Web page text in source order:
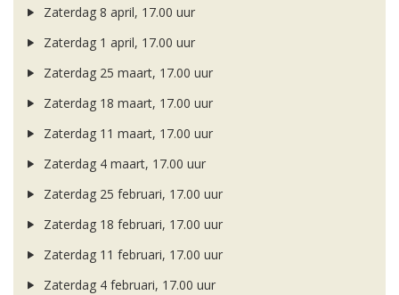
Zaterdag 8 april, 17.00 uur
Zaterdag 1 april, 17.00 uur
Zaterdag 25 maart, 17.00 uur
Zaterdag 18 maart, 17.00 uur
Zaterdag 11 maart, 17.00 uur
Zaterdag 4 maart, 17.00 uur
Zaterdag 25 februari, 17.00 uur
Zaterdag 18 februari, 17.00 uur
Zaterdag 11 februari, 17.00 uur
Zaterdag 4 februari, 17.00 uur